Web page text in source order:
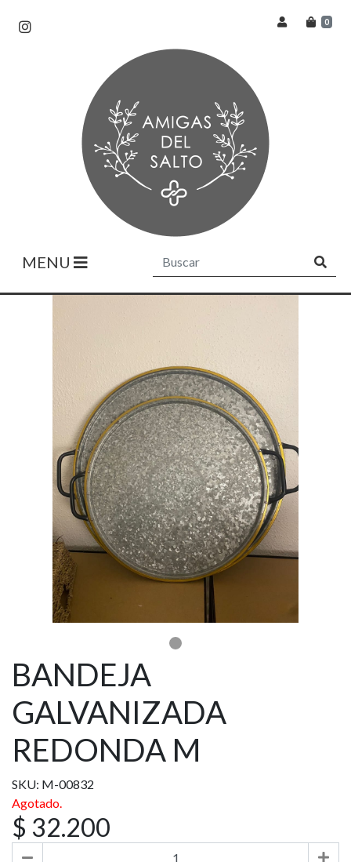
0
MENU
BANDEJA
GALVANIZADA
REDONDA M
SKU: M-00832
Agotado.
$ 32.200